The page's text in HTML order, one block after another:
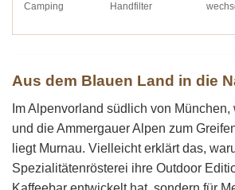
Camping
Handfilter
Aus dem Blauen Land in die
Im Alpenvorland südlich von
und die Ammergauer Alpen zum
liegt Murnau. Vielleicht erklärt das,
Spezialitätenrösterei ihre Outdoor